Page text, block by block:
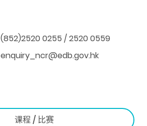
(852)2520 0255 / 2520 0559
enquiry_ncr@edb.gov.hk
课程 / 比赛